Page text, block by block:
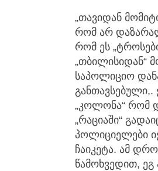
„თავიდან
რომ არ
რომ ეს
„თბილისიდან“
საპოლიციო
განთავსებული,.
„კოლონა“ რომ
„რაციაში“
პოლიციელები
ჩაიკეტა. ამ
წამოხვედით,